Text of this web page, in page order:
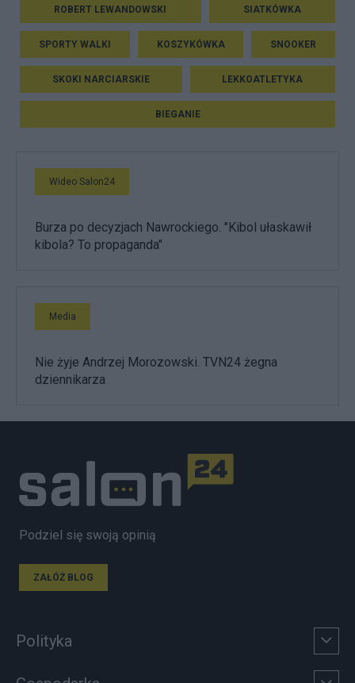
ROBERT LEWANDOWSKI SIATKÓWKA
SPORTY WALKI KOSZYKÓWKA SNOOKER
SKOKI NARCIARSKIE LEKKOATLETYKA
BIEGANIE
Wideo Salon24
Burza po decyzjach Nawrockiego. "Kibol ułaskawił
kibola? To propaganda"
Media
Nie żyje Andrzej Morozowski. TVN24 żegna
dziennikarza
Podziel się swoją opinią
ZAŁÓŻ BLOG
Polityka